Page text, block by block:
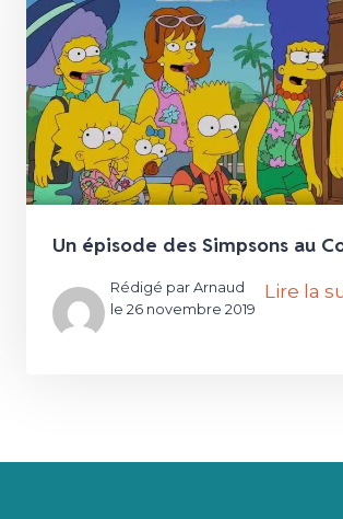
Un épisode des Simpsons au
Rédigé par Arnaud
le 26 novembre 2019
Lire la